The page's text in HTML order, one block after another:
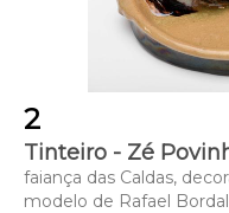
2
Tinteiro - Zé
faiança das Caldas,
modelo de Rafael